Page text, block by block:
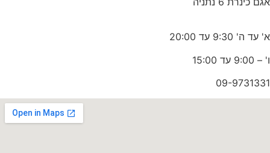
א' עד ה' 9:30 עד 20:00
ו' – 9:00 עד 15:00
09-9731331